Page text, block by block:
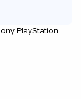
PlayStation